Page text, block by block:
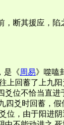
，断其援应，陷
是《周易》噬嗑
上回蓄了上九
爻位不恰当直进
四爻时回蓄，
位，由于阳进